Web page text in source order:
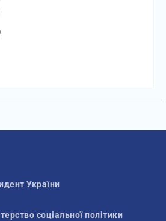
України
соціальної політики